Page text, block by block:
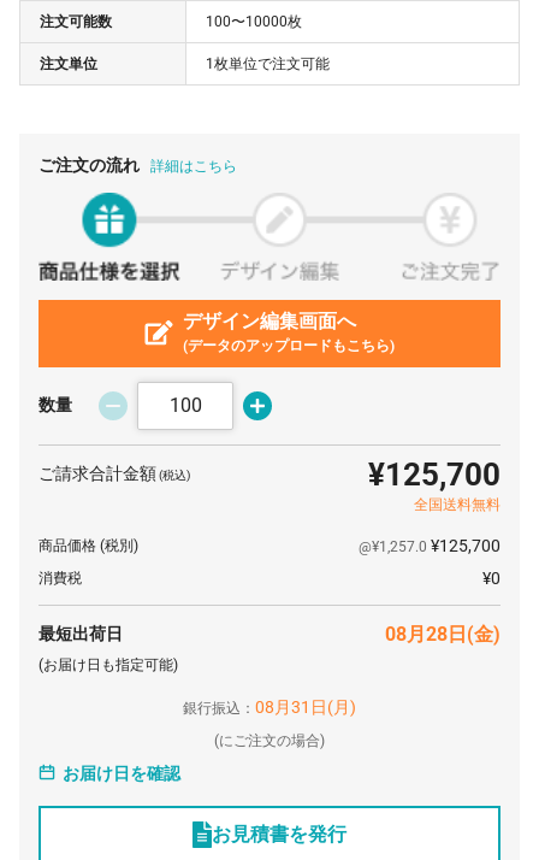
700 枚 ¥974
800 枚 ¥968
¥1,862,000
¥927 ¥2,781,000
5000 枚 ¥924 ¥4,620,000
注文可能数 100〜10000枚
注文単位 1枚単位で注文可能
ご注文の流れ 詳細はこちら
デザイン編集画面へ
(データのアップロードもこちら)
数量
ご請求合計金額(税込) ¥125,700
全国送料無料
商品価格 (税別) @¥1,257.0 ¥125,700
消費税 ¥0
最短出荷日 08月28日(金)
(お届け日も指定可能)
銀行振込： 08月31日(月)
(にご注文の場合)
お届け日を確認
お見積書を発行